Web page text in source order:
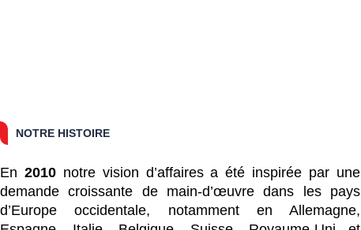
NOTRE HISTOIRE
En 2010notre vision d’affaires a été inspirée par une
demande croissante de main-d’œuvre dans les pays
d’Europe occidentale, notamment en Allemagne,